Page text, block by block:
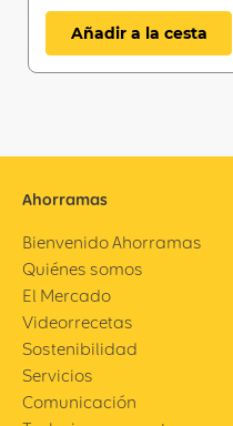
Añadir a la cesta
Ahorramas
Bienvenido Ahorramas
Quiénes somos
El Mercado
Videorrecetas
Sostenibilidad
Servicios
Comunicación